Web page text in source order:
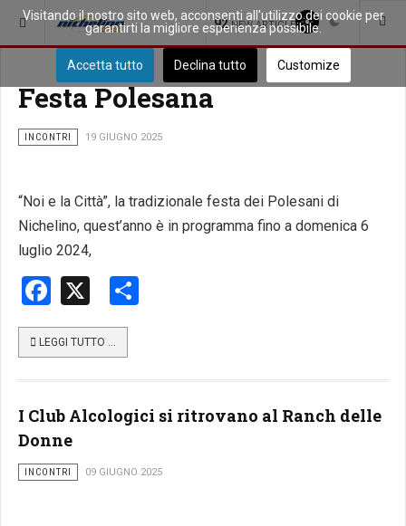
92 NEW ARTICLES
SEI QUI: PICCOLA CITTÀ
Festa Polesana
INCONTRI 19 GIUGNO 2025
“Noi e la Città”, la tradizionale festa dei Polesani di
Nichelino, quest’anno è in programma fino a domenica 6
luglio 2024,
Facebook
LEGGI TUTTO …
I Club Alcologici si ritrovano al Ranch delle
Donne
INCONTRI 09 GIUGNO 2025
Visitando il nostro sito web, acconsenti all'utilizzo dei cookie per
garantirti la migliore esperienza possibile.
Accetta tutto Declina tutto Customize